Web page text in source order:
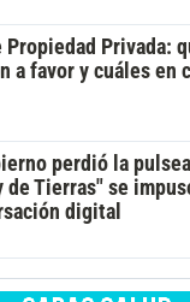
Propiedad Privada:
a favor y cuáles en
perdió la
de Tierras" se
digital